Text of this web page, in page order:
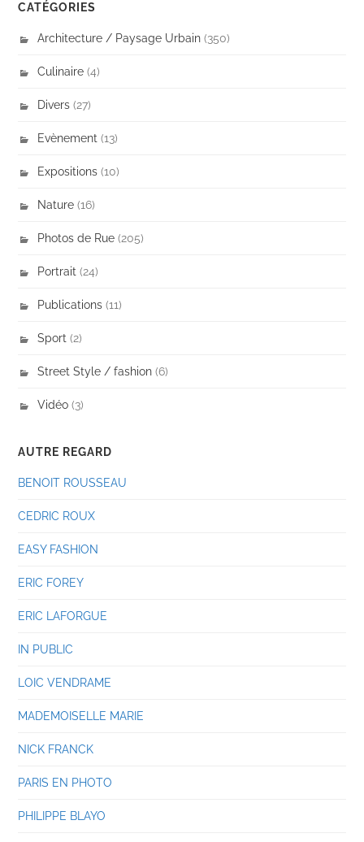
CATÉGORIES
Architecture / Paysage Urbain (350)
Culinaire (4)
Divers (27)
Evènement (13)
Expositions (10)
Nature (16)
Photos de Rue (205)
Portrait (24)
Publications (11)
Sport (2)
Street Style / fashion (6)
Vidéo (3)
AUTRE REGARD
BENOIT ROUSSEAU
CEDRIC ROUX
EASY FASHION
ERIC FOREY
ERIC LAFORGUE
IN PUBLIC
LOIC VENDRAME
MADEMOISELLE MARIE
NICK FRANCK
PARIS EN PHOTO
PHILIPPE BLAYO